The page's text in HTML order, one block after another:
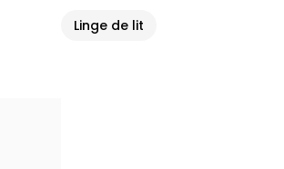
Linge de lit